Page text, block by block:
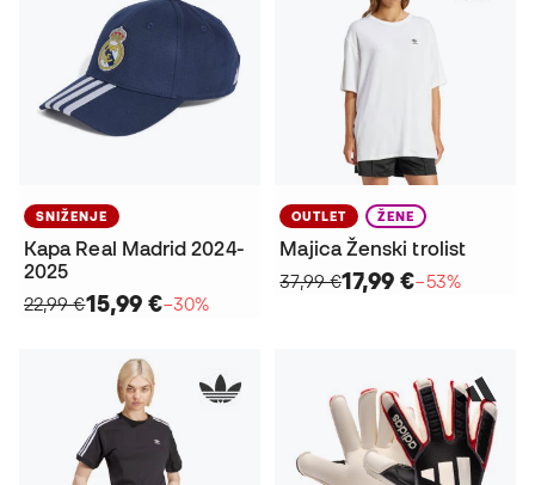
SNIŽENJE
Kapa Real Madrid 2024-
2025
22,99 €15,99 €−30%
OUTLET ŽENE
Majica Ženski trolist
37,99 €17,99 €−53%